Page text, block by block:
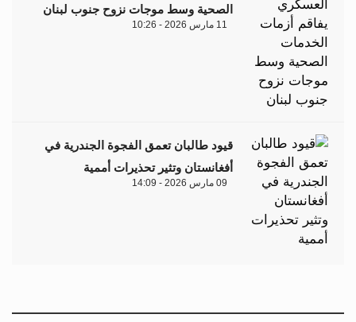
الصحية وسط موجات نزوح جنوب لبنان
11 مارس 2026 - 10:26
قيود طالبان تعمق الفجوة الجندرية في
أفغانستان وتثير تحذيرات أممية
09 مارس 2026 - 14:09